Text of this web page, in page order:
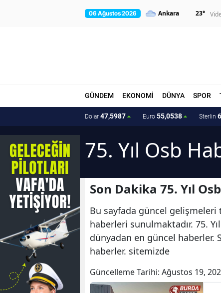
06 Ağustos 2026 23°
GÜNDEM EKONOMİ DÜNYA SPOR
Dolar 47,5987 Euro 55,0538 Sterlin
75. Yıl Osb
Son Dakika 75. Yıl
Bu sayfada güncel gelişmeleri
haberleri sunulmaktadır. 75.
dünyadan en güncel haberler.
haberler. sitemizde
Güncelleme Tarihi: Ağustos 19,